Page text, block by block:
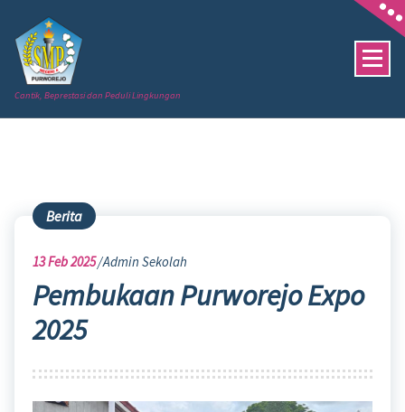
content
Cantik, Beprestasi dan Peduli Lingkungan
Berita
13Feb 2025 Admin Sekolah
Pembukaan Purworejo Expo
2025